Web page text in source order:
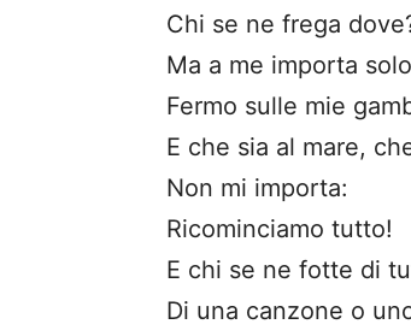
Chi se ne frega
Ma a me importa
Fermo sulle mie
E che sia al mare,
Non mi importa:
Ricominciamo tutto!
E chi se ne fotte di
Di una canzone o